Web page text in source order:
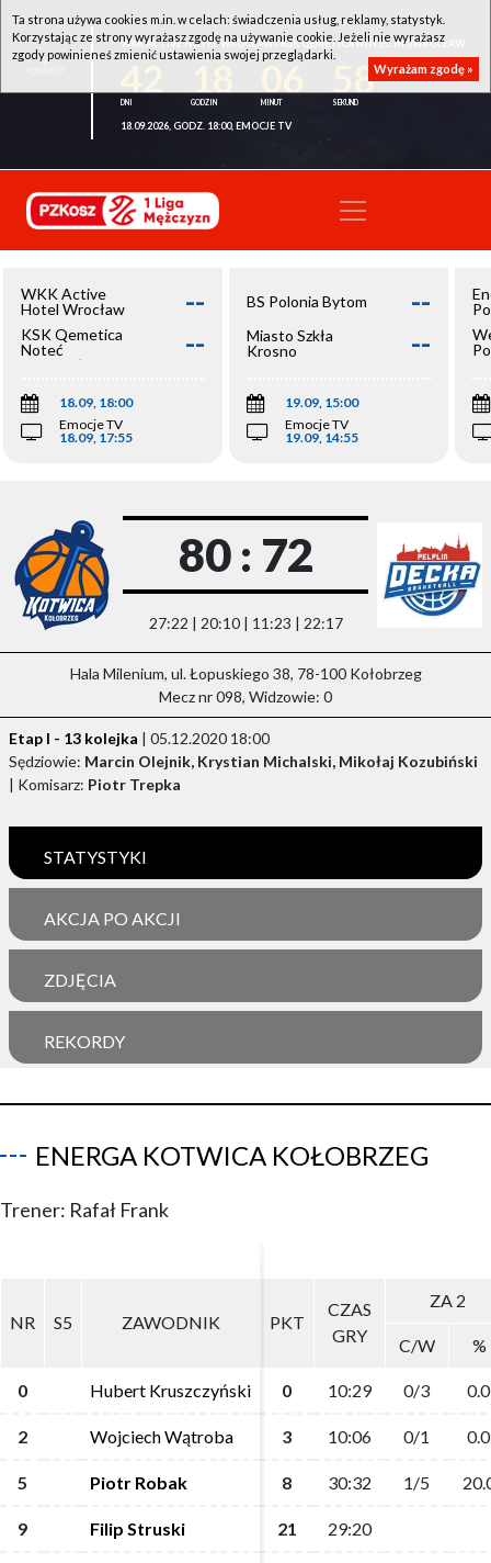
WKK ACTIVE HOTEL WROCŁAW - KSK QEMETICA NOTEĆ INOWROCŁAW
58
18.09.2026, GODZ. 18:00, EMOCJE TV
WKK Active
Hotel Wrocław
--
KSK Qemetica
Noteć
Inowrocław
--
18.09, 18:00
Emocje TV
18.09, 17:55
BS Polonia Bytom --
Miasto Szkła
Krosno
--
19.09, 15:00
Emocje TV
19.09, 14:55
80 : 72
27:22 | 20:10 | 11:23 | 22:17
Hala Milenium, ul. Łopuskiego 38, 78-100 Kołobrzeg
Mecz nr 098, Widzowie: 0
Etap I - 13 kolejka | 05.12.2020 18:00
Sędziowie: Marcin Olejnik, Krystian Michalski, Mikołaj Kozubiński
| Komisarz: Piotr Trepka
STATYSTYKI
AKCJA PO AKCJI
ZDJĘCIA
REKORDY
ENERGA KOTWICA KOŁOBRZEG
Trener: Rafał Frank
NR S5 ZAWODNIK PKT
CZAS
GRY
ZA 2
C/W %
0 Hubert Kruszczyński 0 10:29 0/3 0.0
2 Wojciech Wątroba 3 10:06 0/1 0.0
5 Piotr Robak 8 30:32 1/5
9 Filip Struski 21 29:20
NR S5 ZAWODNIK PKT
CZAS
GRY
ZA 2
C/W %
0 Hubert Kruszczyński 0 10:29 0/3 0.0
2 Wojciech Wątroba 3 10:06 0/1 0.0
5 Piotr Robak 8 30:32 1/5
9 Filip Struski 21 29:20
Ta strona używa cookies m.in. w celach: świadczenia usług, reklamy, statystyk.
Korzystając ze strony wyrażasz zgodę na używanie cookie. Jeżeli nie wyrażasz
zgody powinieneś zmienić ustawienia swojej przeglądarki.
Wyrażam zgodę »